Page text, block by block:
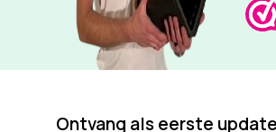
Ontvang als eerste